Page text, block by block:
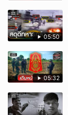
05:50
05:32